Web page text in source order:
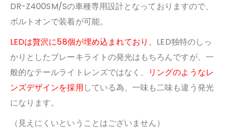
DR-Z400SM/Sの車種専用設計となっておりますので、
ボルトオンで装着が可能。
LEDは贅沢に58個が埋め込まれており、 LED独特のしっ
かりとしたブレーキライトの発光はもちろんですが、一
般的なテールライトレンズではなく、
リングのようなレ
ンズデザインを採用している為、一味も二味も違う発光
になります。
（見えにくいということはございません）